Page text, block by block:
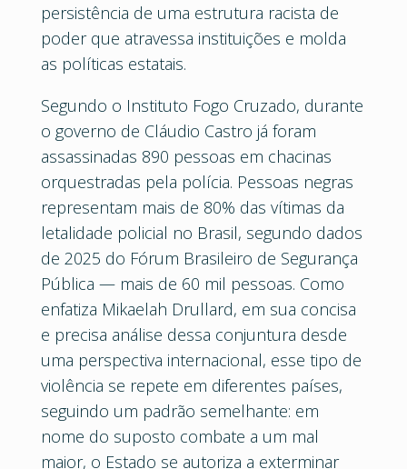
persistência de uma estrutura racista de
poder que atravessa instituições e molda
as políticas estatais.
Segundo o Instituto Fogo Cruzado, durante
o governo de Cláudio Castro já foram
assassinadas 890 pessoas em chacinas
orquestradas pela polícia. Pessoas negras
representam mais de 80% das vítimas da
letalidade policial no Brasil, segundo dados
de 2025 do Fórum Brasileiro de Segurança
Pública — mais de 60 mil pessoas. Como
enfatiza Mikaelah Drullard, em sua concisa
e precisa análise dessa conjuntura desde
uma perspectiva internacional, esse tipo de
violência se repete em diferentes países,
seguindo um padrão semelhante: em
nome do suposto combate a um mal
maior, o Estado se autoriza a exterminar